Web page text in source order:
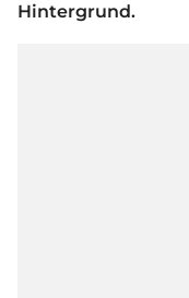
Hintergrund.